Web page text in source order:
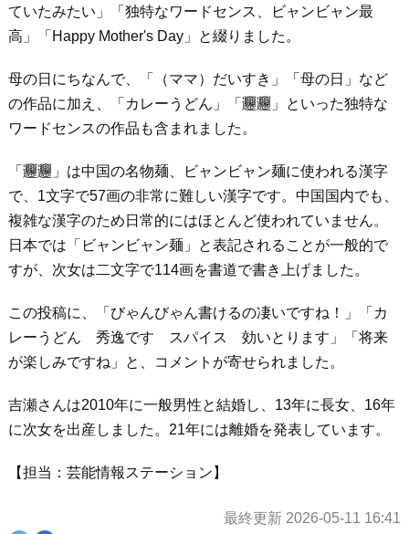
ていたみたい」「独特なワードセンス、ビャンビャン最
高」「Happy Mother's Day」と綴りました。
母の日にちなんで、「（ママ）だいすき」「母の日」など
の作品に加え、「カレーうどん」「𰻞𰻞」といった独特な
ワードセンスの作品も含まれました。
「𰻞𰻞」は中国の名物麺、ビャンビャン麺に使われる漢字
で、1文字で57画の非常に難しい漢字です。中国国内でも、
複雑な漢字のため日常的にはほとんど使われていません。
日本では「ビャンビャン麺」と表記されることが一般的で
すが、次女は二文字で114画を書道で書き上げました。
この投稿に、「びゃんびゃん書けるの凄いですね！」「カ
レーうどん 秀逸です スパイス 効いとります」「将来
が楽しみですね」と、コメントが寄せられました。
吉瀬さんは2010年に一般男性と結婚し、13年に長女、16年
に次女を出産しました。21年には離婚を発表しています。
【担当：芸能情報ステーション】
最終更新 2026-05-11 16:41